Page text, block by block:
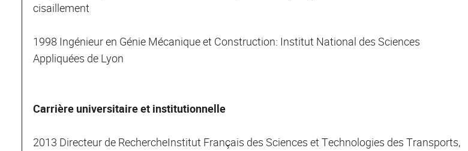
cisaillement
1998 Ingénieur en Génie Mécanique et Construction: Institut National des Sciences
Appliquées de Lyon
Carrière universitaire et institutionnelle
2013 Directeur de RechercheInstitut Français des Sciences et Technologies des Transports,